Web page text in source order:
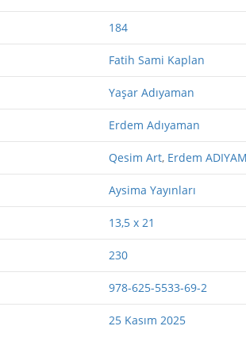
184
Fatih Sami Kaplan
Yaşar Adıyaman
Erdem Adıyaman
Qesim Art, Erdem
Aysima Yayınları
13,5 x 21
230
978-625-5533-69-2
25 Kasım 2025